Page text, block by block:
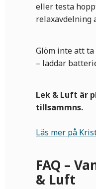
eller testa
relaxavdelning
Glöm inte att
– laddar
Lek & Luft är
tillsammns.
Läs mer på
FAQ –
& Luft